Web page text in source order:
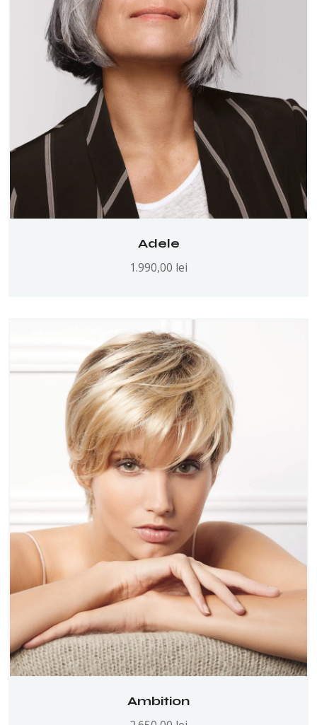
Adele
1.990,00 lei
Ambition